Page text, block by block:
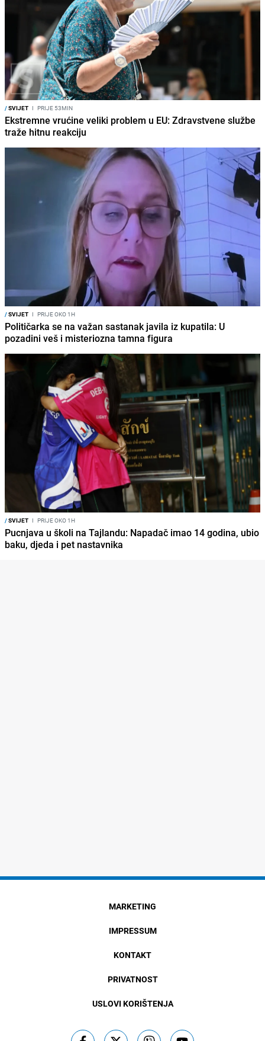
/SVIJET I PRIJE 53MIN
Ekstremne vrućine veliki problem u EU: Zdravstvene službe
traže hitnu reakciju
/SVIJET I PRIJE OKO 1H
Političarka se na važan sastanak javila iz kupatila: U
pozadini veš i misteriozna tamna figura
/SVIJET I PRIJE OKO 1H
Pucnjava u školi na Tajlandu: Napadač imao 14 godina, ubio
baku, djeda i pet nastavnika
MARKETING
IMPRESSUM
KONTAKT
PRIVATNOST
USLOVI KORIŠTENJA